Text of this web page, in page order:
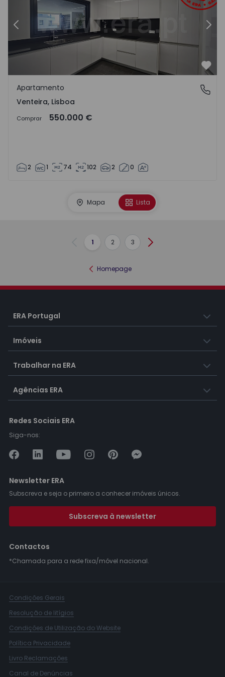
Anterior
Venteira, Lisboa
Apartamento
Venteira, Lisboa
Comprar 550.000 €
2 1 74 102 2 0
Mapa Lista
Anterior
1 2 3 Seguinte
Homepage
ERA Portugal
Imóveis
Trabalhar na ERA
Agências ERA
Redes Sociais ERA
Siga-nos:
Newsletter ERA
Subscreva e seja o primeiro a conhecer imóveis únicos.
Subscreva à newsletter
Contactos
*Chamada para a rede fixa/móvel nacional.
Condições Gerais
Resolução de litígios
Condições de Utilização do Website
Política Privacidade
Livro Reclamações
Canal de Denúncias